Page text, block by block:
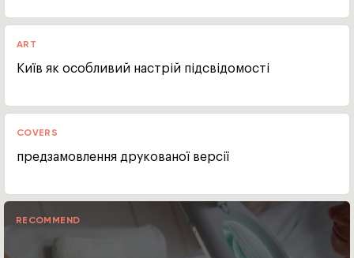
ART
Київ як особливий настрій підсвідомості
COVERS
предзамовлення друкованої версії
RECOMMEND